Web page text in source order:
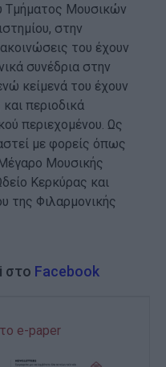
Τμήματος Μουσικών
στην
του έχουν
συνέδρια στην
κείμενά του έχουν
περιοδικά
περιεχομένου. Ως
με φορείς όπως
Μουσικής
Κερκύρας και
της Φιλαρμονικής
στο Facebook
e-paper